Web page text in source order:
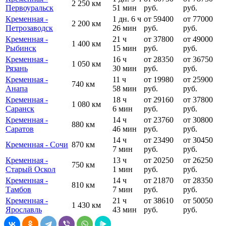
Первоуральск
2 250 км
51 мин
руб.
руб.
Кременная -
Петрозаводск
2 200 км
1 дн. 6 ч
26 мин
от 59400
руб.
от 77000
руб.
Кременная -
Рыбинск
1 400 км
21 ч
15 мин
от 37800
руб.
от 49000
руб.
Кременная -
Рязань
1 050 км
16 ч
30 мин
от 28350
руб.
от 36750
руб.
Кременная -
Анапа
740 км
11 ч
58 мин
от 19980
руб.
от 25900
руб.
Кременная -
Саранск
1 080 км
18 ч
6 мин
от 29160
руб.
от 37800
руб.
Кременная -
Саратов
880 км
14 ч
46 мин
от 23760
руб.
от 30800
руб.
Кременная - Сочи 870 км
14 ч
7 мин
от 23490
руб.
от 30450
руб.
Кременная -
Старый Оскол
750 км
13 ч
1 мин
от 20250
руб.
от 26250
руб.
Кременная -
Тамбов
810 км
14 ч
7 мин
от 21870
руб.
от 28350
руб.
Кременная -
Ярославль
1 430 км
21 ч
43 мин
от 38610
руб.
от 50050
руб.